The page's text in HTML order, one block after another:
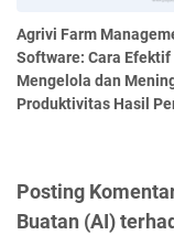
Agrivi Farm
Software: Cara Efektif
Mengelola dan
Produktivitas Hasil
Posting
Buatan (AI)